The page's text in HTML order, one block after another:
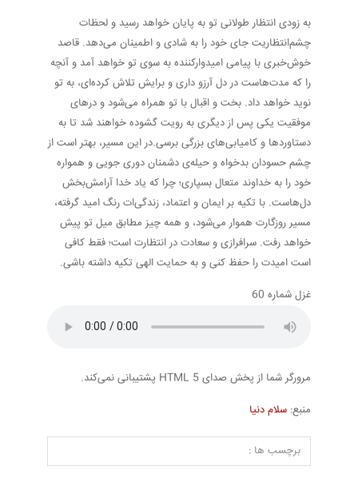
به زودی انتظار طولانی تو به پایان خواهد رسید و لحظات
چشم‌انتظاریت جای خود را به شادی و اطمینان می‌دهد. قاصد
خوش‌خبری با پیامی امیدوارکننده به سوی تو خواهد آمد و آنچه
را که مدت‌هاست در دل آرزو داری و برایش تلاش کرده‌ای، به تو
نوید خواهد داد. بخت و اقبال با تو همراه می‌شود و درهای
موفقیت یکی پس از دیگری به رویت گشوده خواهند شد تا به
دستاوردها و کامیابی‌های بزرگی برسی.در این مسیر، بهتر است از
چشم حسودان بدخواه و حیله‌ی دشمنان دوری جویی و همواره
خود را به خداوند متعال بسپاری؛ چرا که یاد خدا آرامش‌بخش
دل‌هاست. با تکیه بر ایمان و اعتماد، زندگی‌ات رنگ امید گرفته،
مسیر روزگارت هموار می‌شود، و همه چیز مطابق میل تو پیش
خواهد رفت. سرافرازی و سعادت در انتظارت است؛ فقط کافی
است امیدت را حفظ کنی و به حمایت الهی تکیه داشته باشی.
غزل شماره 60
مرورگر شما از پخش صدای HTML 5 پشتیبانی نمی‌کند.
منبع: سلام دنیا
برچسب ها :